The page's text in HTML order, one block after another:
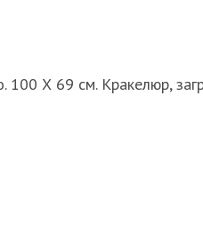
Х 69 см. Кракелюр,